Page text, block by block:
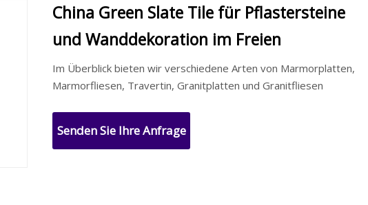
China Green Slate Tile für Pflastersteine ​​
und Wanddekoration im Freien
Im Überblick bieten wir verschiedene Arten von Marmorplatten,
Marmorfliesen, Travertin, Granitplatten und Granitfliesen
Senden Sie Ihre Anfrage